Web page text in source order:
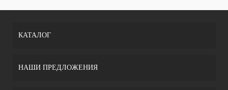
КАТАЛОГ
НАШИ ПРЕДЛОЖЕНИЯ